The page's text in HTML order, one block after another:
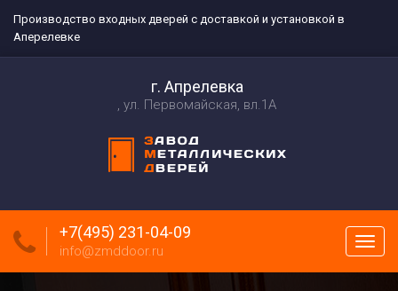
Производство входных дверей с доставкой и установкой в
Аперелевке
г. Апрелевка
ул. Первомайская, вл.1А
меню
+7(495) 231-04-09
info@zmddoor.ru